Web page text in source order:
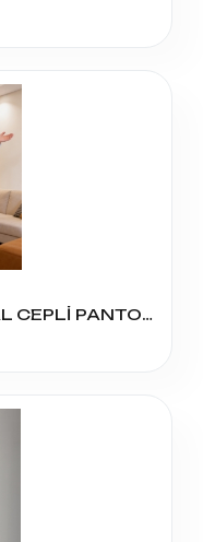
KADIN BURGU 6.7.8 BATTAL CEPLİ PANTOLON